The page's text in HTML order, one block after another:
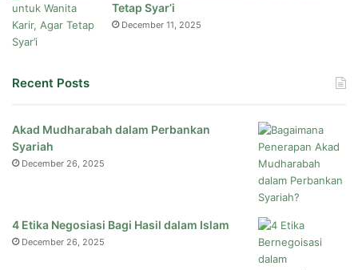
Tetap Syar’i
December 11, 2025
Recent Posts
Akad Mudharabah dalam Perbankan
Syariah
December 26, 2025
4 Etika Negosiasi Bagi Hasil dalam Islam
December 26, 2025